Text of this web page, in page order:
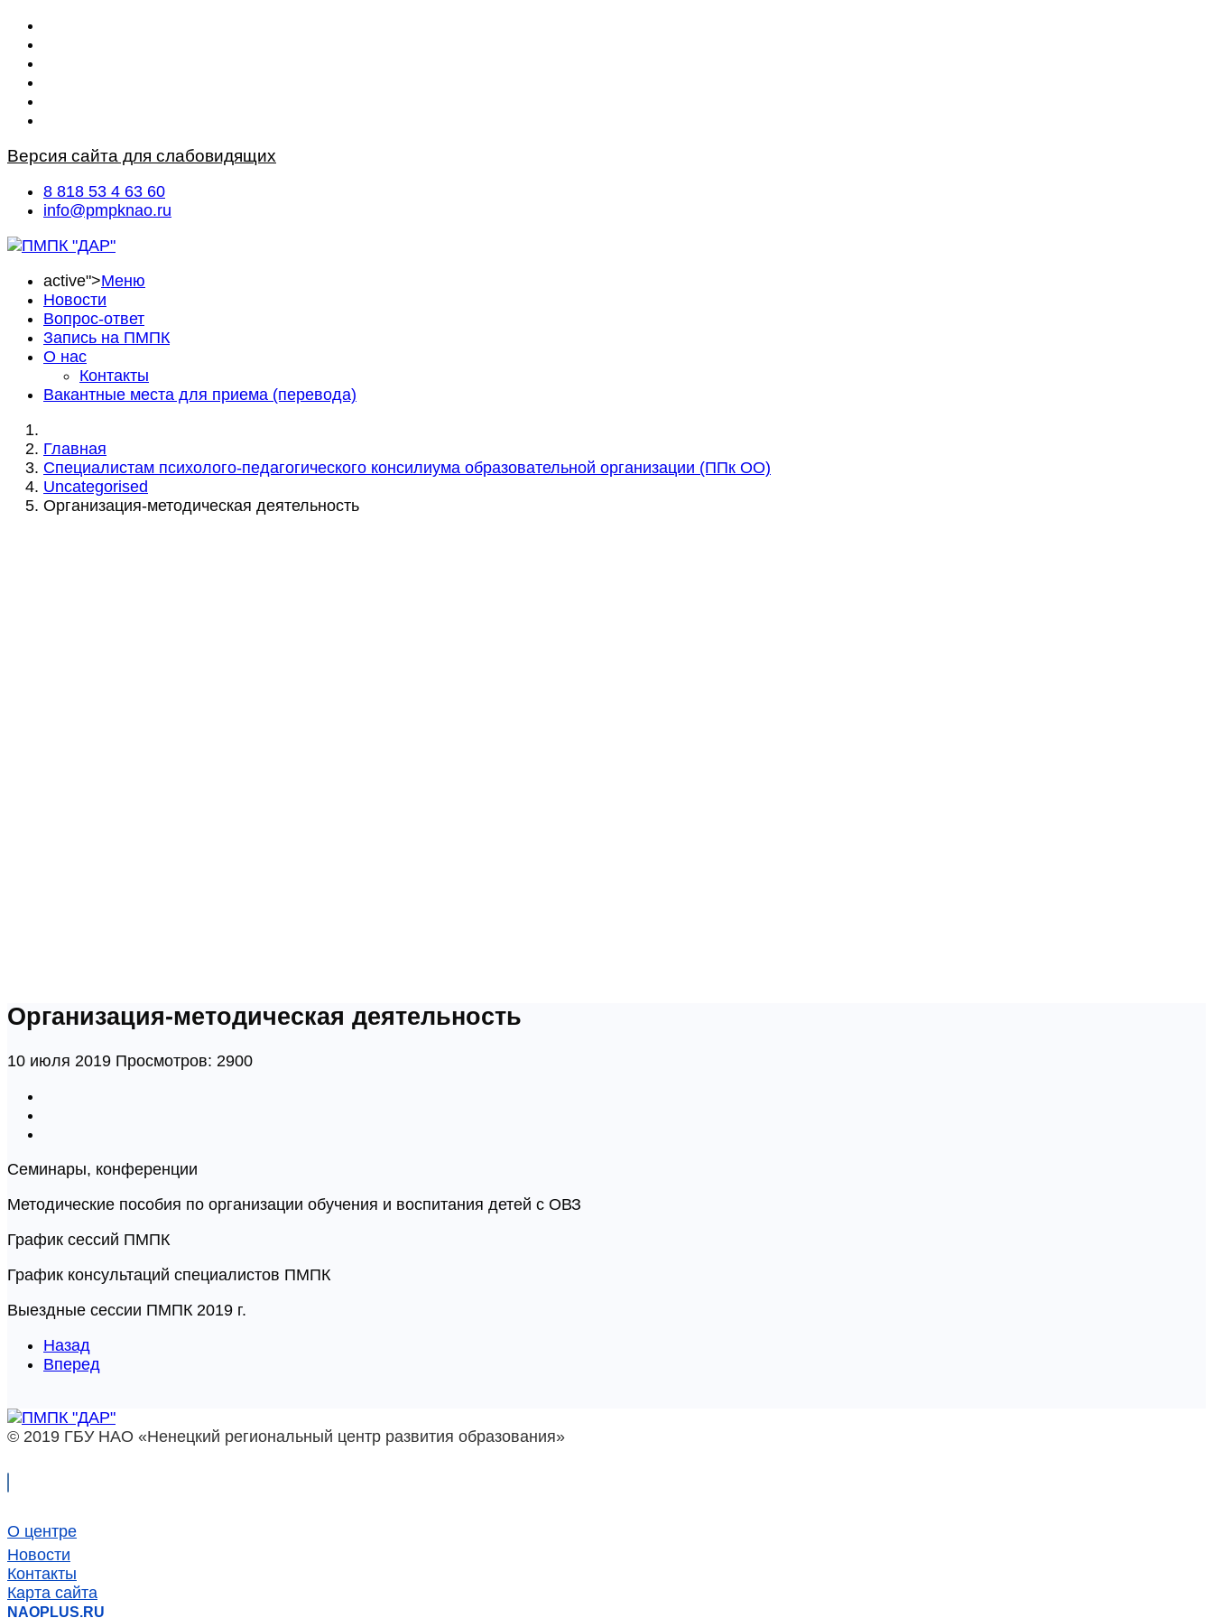
Версия сайта для слабовидящих
8 818 53 4 63 60
info@pmpknao.ru
active">Меню
Новости
Вопрос-ответ
Запись на ПМПК
О нас
Контакты
Вакантные места для приема (перевода)
Главная
Специалистам психолого-педагогического консилиума образовательной организации (ППк ОО)
Uncategorised
Организация-методическая деятельность
Организация-методическая деятельность
10 июля 2019 Просмотров: 2900
Семинары, конференции
Методические пособия по организации обучения и воспитания детей с ОВЗ
График сессий ПМПК
График консультаций специалистов ПМПК
Выездные сессии ПМПК 2019 г.
Назад
Вперед
© 2019 ГБУ НАО «Ненецкий региональный центр развития образования»
О центре
Новости
Контакты
Карта сайта
NAOPLUS.RU